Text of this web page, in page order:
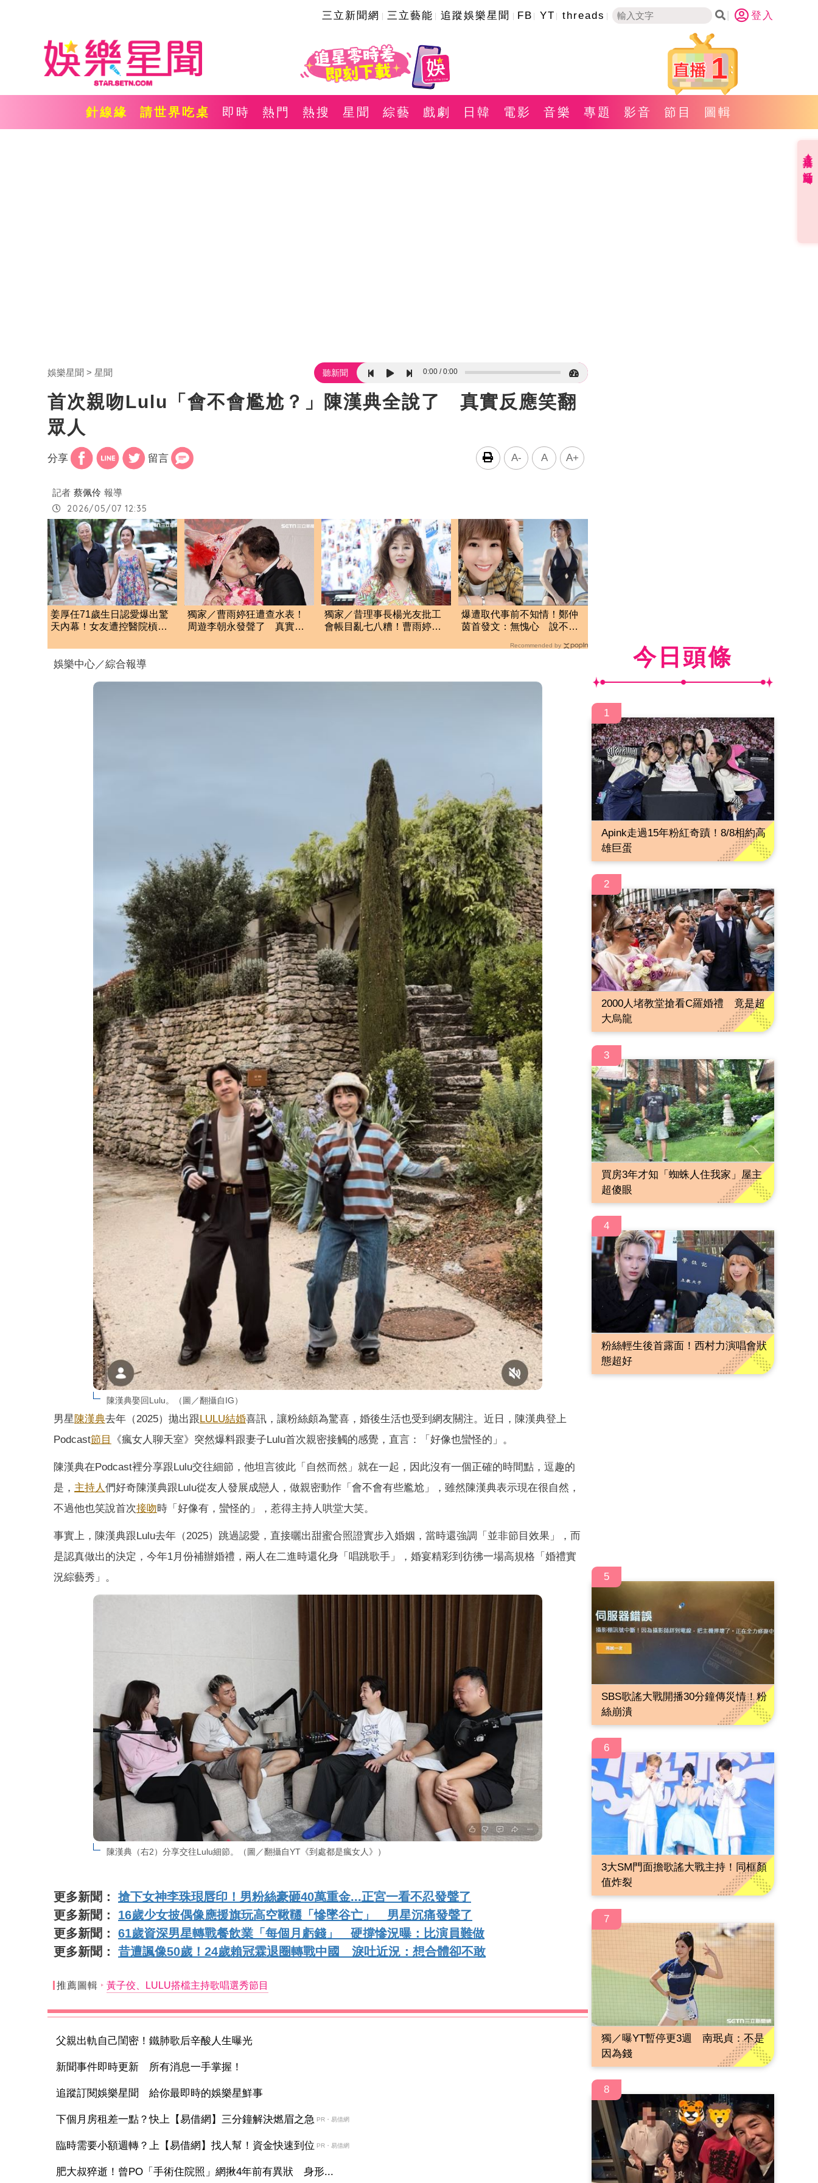
三立新聞網 三立藝能 追蹤娛樂星聞 FB YT threads 登入
1
針線緣 請世界吃桌 即時 熱門 熱搜 星聞 綜藝 戲劇 日韓 電影 音樂 專題 影音 節目 圖輯
娛樂星聞 星聞 聽新聞 0:00 0:00
首次親吻Lulu「會不會尷尬？」陳漢典全說了 真實反應笑翻
眾人
分享 留言 A- A A+
記者 蔡佩伶 報導
2026/05/07 12:35
姜厚任71歲生日認愛爆出驚
天內幕！女友遭控醫院槓正
獨家／曹雨婷狂遭查水表！
周遊李朝永發聲了 真實看
獨家／昔理事長楊光友批工
會帳目亂七八糟！曹雨婷不
爆遭取代事前不知情！鄭仲
茵首發文：無愧心 說不難
Recommended by
娛樂中心／綜合報導
陳漢典娶回Lulu。（圖／翻攝自IG）
男星 陳漢典去年（2025）拋出跟LULU結婚喜訊，讓粉絲頗為驚喜，婚後生活也受到網友關注。近日，陳漢典登上
Podcast節目 《瘋女人聊天室》突然爆料跟妻子Lulu首次親密接觸的感覺，直言：「好像也蠻怪的」。
陳漢典在Podcast裡分享跟Lulu交往細節，他坦言彼此「自然而然」就在一起，因此沒有一個正確的時間點，逗趣的
是， 主持人們好奇陳漢典跟Lulu從友人發展成戀人，做親密動作「會不會有些尷尬」，雖然陳漢典表示現在很自然，
不過他也笑說首次接吻時「好像有，蠻怪的」，惹得主持人哄堂大笑。
事實上，陳漢典跟Lulu去年（2025）跳過認愛，直接曬出甜蜜合照證實步入婚姻，當時還強調「並非節目效果」，而
是認真做出的決定，今年1月份補辦婚禮，兩人在二進時還化身「唱跳歌手」，婚宴精彩到彷彿一場高規格「婚禮實
況綜藝秀」。
陳漢典（右2）分享交往Lulu細節。（圖／翻攝自YT《到處都是瘋女人》）
更多新聞： 搶下女神李珠珢唇印！男粉絲豪砸40萬重金...正宮一看不忍發聲了
更多新聞： 16歲少女披偶像應援旗玩高空鞦韆「慘墜谷亡」 男星沉痛發聲了
更多新聞： 61歲資深男星轉戰餐飲業「每個月虧錢」 硬撐慘況曝：比演員難做
更多新聞： 昔遭諷像50歲！24歲賴冠霖退圈轉戰中國 淚吐近況：想合體卻不敢
推薦圖輯 黃子佼、LULU搭檔主持歌唱選秀節目
父親出軌自己閨密！鐵肺歌后辛酸人生曝光
新聞事件即時更新 所有消息一手掌握！
追蹤訂閱娛樂星聞 給你最即時的娛樂星鮮事
下個月房租差一點？快上【易借網】三分鐘解決燃眉之急 PR・易借網
臨時需要小額週轉？上【易借網】找人幫！資金快速到位 PR・易借網
肥大叔猝逝！曾PO「手術住院照」網揪4年前有異狀 身形...
今日頭條
1
Apink走過15年粉紅奇蹟！8/8相約高
雄巨蛋
2
2000人堵教堂搶看C羅婚禮 竟是超
大烏龍
3
買房3年才知「蜘蛛人住我家」屋主
超傻眼
4
粉絲輕生後首露面！西村力演唱會狀
態超好
5
SBS歌謠大戰開播30分鐘傳災情！粉
絲崩潰
6
3大SM門面擔歌謠大戰主持！同框顏
值炸裂
7
獨／曝YT暫停更3週 南珉貞：不是
因為錢
8
直播✦活動